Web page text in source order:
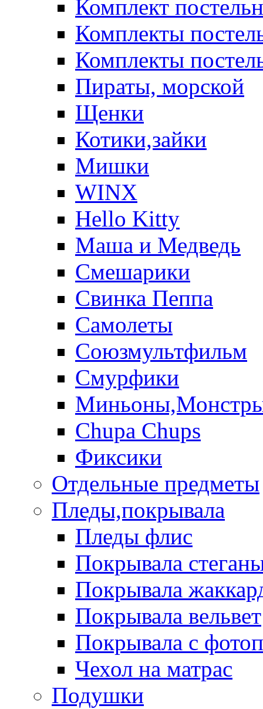
Комплект
Комплекты
Комплекты
Пираты, морской
Щенки
Котики,зайки
Мишки
WINX
Hello Kitty
Маша и Медведь
Смешарики
Свинка Пеппа
Самолеты
Союзмультфильм
Смурфики
Chupa Chups
Фиксики
Отдельные предметы
Пледы,покрывала
Пледы флис
Покрывала
Покрывала
Покрывала вельвет
Покрывала с
Чехол на матрас
Подушки